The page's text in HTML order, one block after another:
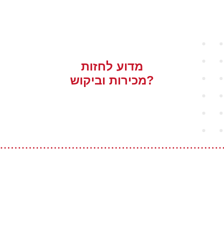
מדוע לחזות
מכירות וביקוש?